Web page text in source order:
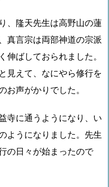
、隆天先生は高野山の蓮
真言宗は両部神道の宗派
伸ばしておられました。
見えて、なにやら修行を
お声がかりでした。
寺に通うようになり、い
ようになりました。先生
の日々が始まったので